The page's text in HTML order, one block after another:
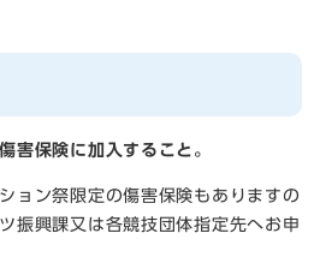
害保険に加入すること。
ョン祭限定の傷害保険もありますの
振興課又は各競技団体指定先へお申